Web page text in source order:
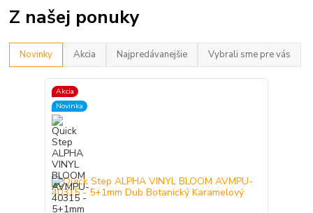
Z našej ponuky
Novinky Akcia Najpredávanejšie Vybrali sme pre vás
Akcia
Novinka